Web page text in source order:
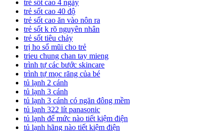
trẻ sốt cao 4 ngày
trẻ sốt cao 40 độ
trẻ sốt cao ăn vào nôn ra
trẻ sốt k rõ nguyên nhân
trẻ sốt tiêu chảy
trị ho sổ mũi cho trẻ
trieu chung chan tay mieng
trình tự các bước skincare
trình tự mọc răng của bé
tủ lạnh 2 cánh
tủ lạnh 3 cánh
tủ lạnh 3 cánh có ngăn đông mềm
tủ lạnh 322 lít panasonic
tủ lạnh để mức nào tiết kiệm điện
tủ lạnh hãng nào tiết kiệm điện